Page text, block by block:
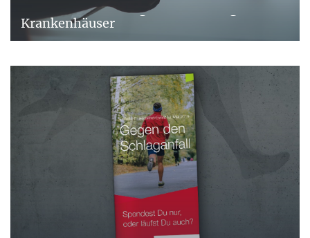
Personal-Marketing: Stellenanzeigen für
Krankenhäuser